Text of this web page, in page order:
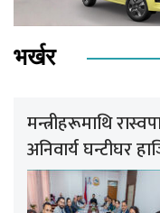
भर्खर
मन्त्रीहरूमाथि
अनिवार्य घन्टीघर